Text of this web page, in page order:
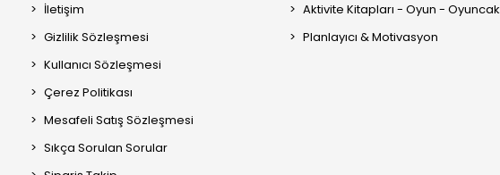
İletişim
Gizlilik Sözleşmesi
Kullanıcı Sözleşmesi
Çerez Politikası
Mesafeli Satış Sözleşmesi
Sıkça Sorulan Sorular
Aktivite Kitapları - Oyun - Oyuncak
Planlayıcı & Motivasyon